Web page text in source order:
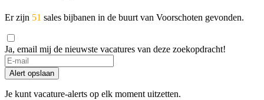
Er zijn 51 sales bijbanen in de buurt van Voorschoten gevonden.
Ja, email mij de nieuwste vacatures van deze zoekopdracht!
Alert opslaan
Je kunt vacature-alerts op elk moment uitzetten.